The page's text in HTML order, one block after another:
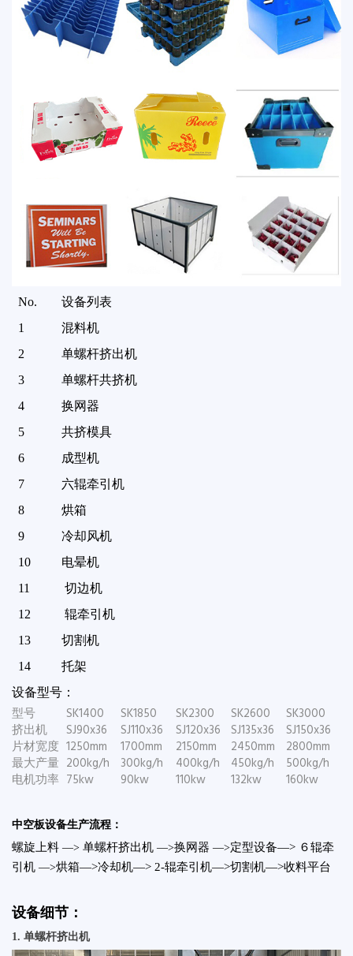
No.
设备列表
1
混料机
2
单螺杆挤出机
3
单螺杆共挤机
4
换网器
5
共挤模具
6
成型机
7
六辊牵引机
8
烘箱
9
冷却风机
10
电晕机
11
切边机
12
辊牵引机
13
切割机
14
托架
设备型号：
型号 SK1400 SK1850 SK2300 SK2600
SK3000
挤出机
SJ90x36 SJ110x36 SJ120x36 SJ135x36
SJ150x36
片材宽度 1250mm 1700mm 2150mm 2450mm
2800mm
最大产量 200kg/h 300kg/h 400kg/h 450kg/h
500kg/h
电机功率 75kw 90kw 110kw 132kw 160kw
中空板设备生产流程：
螺旋上料 —> 单螺杆挤出机 —>换网器 —>定型设备—> ６辊牵
引机 —>烘箱—>冷却机—> 2-辊牵引机—>切割机—>收料平台
设备细节：
1. 单螺杆挤出机